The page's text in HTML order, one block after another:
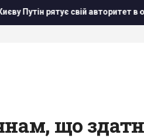
в очах росіян, - Sky News
що